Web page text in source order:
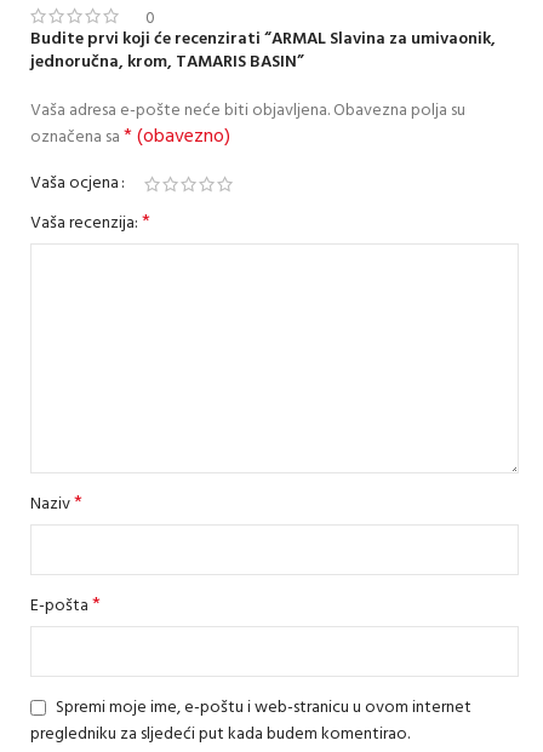
0
Budite prvi koji će recenzirati “ARMAL Slavina za umivaonik,
jednoručna, krom, TAMARIS BASIN”
Vaša adresa e-pošte neće biti objavljena.Obavezna polja su
označena sa* (obavezno)
Vaša ocjena
Vaša recenzija:*
Naziv*
E-pošta*
Spremi moje ime, e-poštu i web-stranicu u ovom internet
pregledniku za sljedeći put kada budem komentirao.